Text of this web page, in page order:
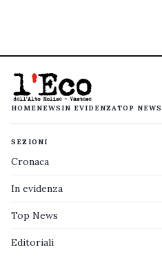
HOMENEWS IN EVIDENZATOP NEWS
SEZIONI
Cronaca
In evidenza
Top News
Editoriali